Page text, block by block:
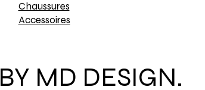
Chaussures
Accessoires
BY MD DESIGN.